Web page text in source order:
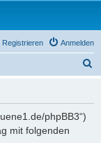
Anmelden
Registrieren
phpBB3“)
mit folgenden